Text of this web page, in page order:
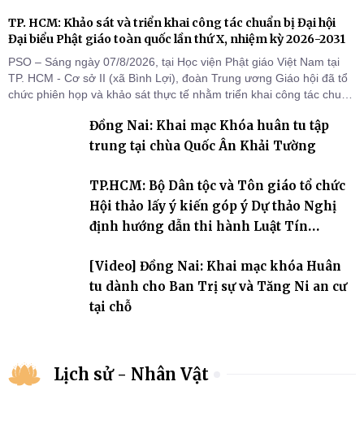
TP. HCM: Khảo sát và triển khai công tác chuẩn bị Đại hội
Đại biểu Phật giáo toàn quốc lần thứ X, nhiệm kỳ 2026-2031
PSO – Sáng ngày 07/8/2026, tại Học viện Phật giáo Việt Nam tại
TP. HCM - Cơ sở II (xã Bình Lợi), đoàn Trung ương Giáo hội đã tổ
chức phiên họp và khảo sát thực tế nhằm triển khai công tác chuẩn
Đồng Nai: Khai mạc Khóa huân tu tập
trung tại chùa Quốc Ân Khải Tường
TP.HCM: Bộ Dân tộc và Tôn giáo tổ chức
Hội thảo lấy ý kiến góp ý Dự thảo Nghị
định hướng dẫn thi hành Luật Tín
[Video] Đồng Nai: Khai mạc khóa Huân
tu dành cho Ban Trị sự và Tăng Ni an cư
tại chỗ
Lịch sử - Nhân Vật